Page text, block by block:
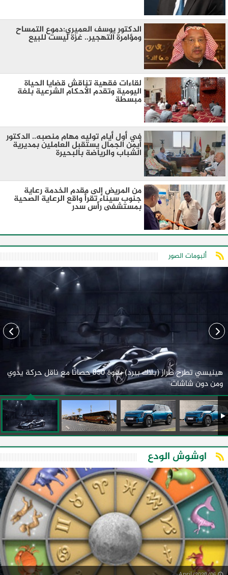
الدكتور يوسف العميري:دموع التمساح
ومؤامرة التهجير.. غزة ليست للبيع
لقاءات فقهية تناقش قضايا الحياة
اليومية وتقدم الأحكام الشرعية بلغة
مبسطة
في أول أيام توليه مهام منصبه.. الدكتور
أيمن الجمال يستقبل العاملين بمديرية
الشباب والرياضة بالبحيرة
من المريض إلى مقدم الخدمة رعاية
جنوب سيناء تقرأ واقع الرعاية الصحية
بمستشفى رأس سدر
ألبومات الصور
هينيسي تطرح طراز (بلاك بيرد) بقوة 850 حصانًا مع ناقل حركة يدوي
ومن دون شاشات
اوشوش الودع